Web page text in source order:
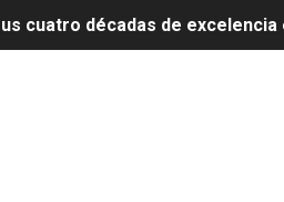
cuatro décadas de excelencia
Interna y Externa para
a Yeisy por sus críticas